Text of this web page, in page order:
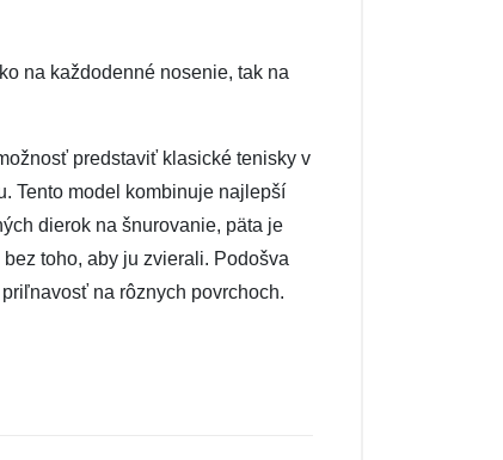
na každodenné nosenie, tak na
predstaviť klasické tenisky v
Tento model kombinuje najlepší
dierok na šnurovanie, päta je
toho, aby ju zvierali. Podošva
na rôznych povrchoch.